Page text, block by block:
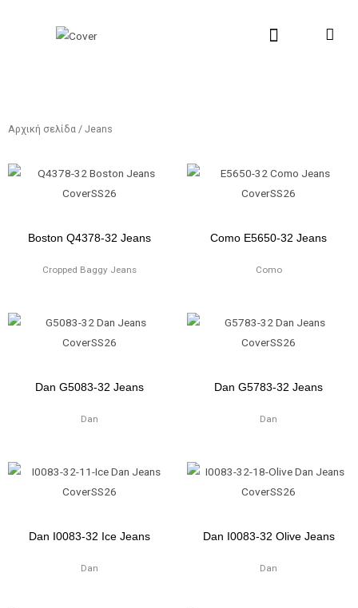
Αρχική σελίδα / Jeans
Boston Q4378-32 Jeans
Cropped Baggy Jeans
Como E5650-32 Jeans
Como
Dan G5083-32 Jeans
Dan
Dan G5783-32 Jeans
Dan
Dan I0083-32 Ice Jeans
Dan
Dan I0083-32 Olive Jeans
Dan